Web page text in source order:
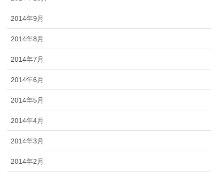
2014年9月
2014年8月
2014年7月
2014年6月
2014年5月
2014年4月
2014年3月
2014年2月